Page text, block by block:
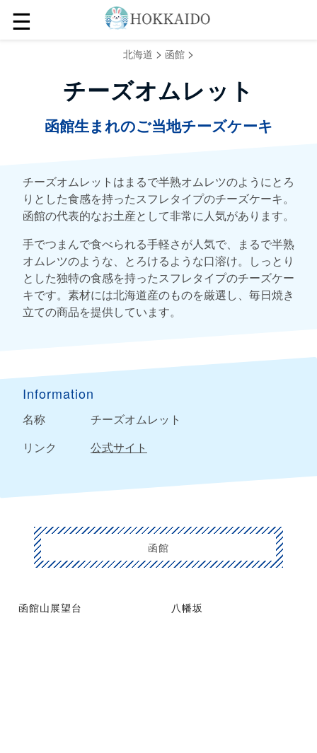
☰
北海道 > 函館 >
チーズオムレット
函館生まれのご当地チーズケーキ
チーズオムレットはまるで半熟オムレツのようにとろ
りとした食感を持ったスフレタイプのチーズケーキ。
函館の代表的なお土産として非常に人気があります。
手でつまんで食べられる手軽さが人気で、まるで半熟
オムレツのような、とろけるような口溶け。しっとり
とした独特の食感を持ったスフレタイプのチーズケー
キです。素材には北海道産のものを厳選し、毎日焼き
立ての商品を提供しています。
Information
名称
チーズオムレット
リンク
公式サイト
函館
函館山展望台 八幡坂